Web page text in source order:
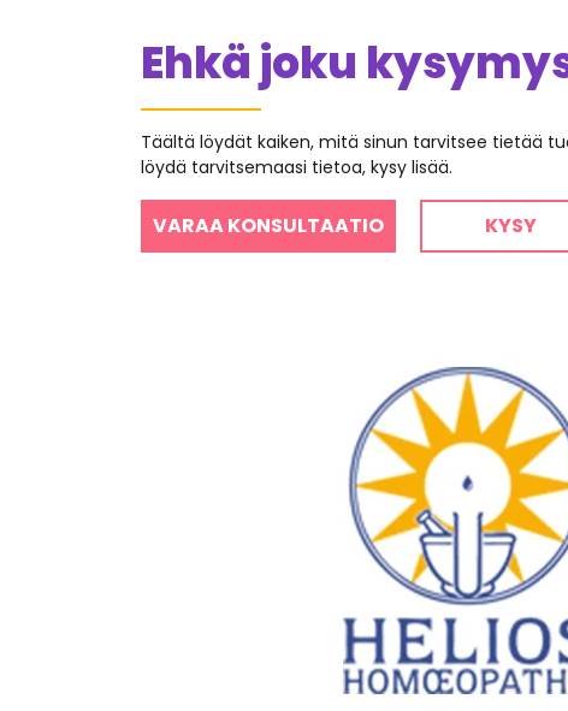
Ehkä joku
Täältä löydät kaiken, mitä sinun tarvitsee tietää
löydä tarvitsemaasi tietoa, kysy lisää.
VARAA KONSULTAATIO KYSY